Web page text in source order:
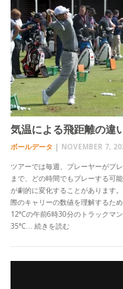
気温による飛距離の違
ボールデータ | NOVEMBER 7,
ツアーでは毎週、プレーヤーがプ
まで、どの時間でもプレーする可
が劇的に変化することがあります
際のキャリーの数値を理解するた
12°Cの午前6時30分のトラックマ
35°C… 続きを読む